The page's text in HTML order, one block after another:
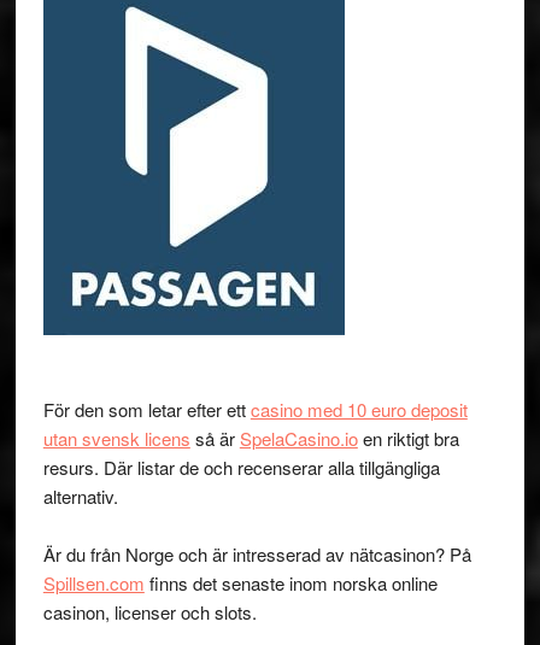
För den som letar efter ettcasino med 10 euro deposit
utan svensk licens så ärSpelaCasino.ioen riktigt bra
resurs. Där listar de och recenserar alla tillgängliga
alternativ.
Är du från Norge och är intresserad av nätcasinon? På
Spillsen.com finns det senaste inom norska online
casinon, licenser och slots.